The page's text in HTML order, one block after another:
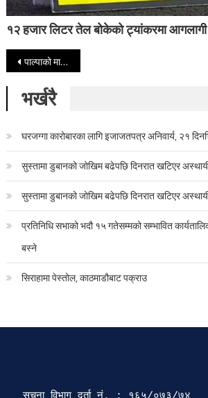
१२ हजार लिटर तेल बोकेको ट्यांकरमा आगलागी
Post navigation
पाल्पाको माथागढी गाउँपालिका–२ रुप्सेस्थित सिँचाइका लागि ट्युबवेल गाड्दा ग्यास निस्कियो ।
भर्खरै
घरजग्गा कारोबारका लागि इजाजतपत्र अनिवार्य, २१
सुस्तामा डुबानको जोखिम बढेपछि दिनरात खटिएर
सुस्तामा डुबानको जोखिम बढेपछि दिनरात खटिएर
प्रतिनिधि सभाको भदौ १५ गतेसम्मको सम्भावित
बस्ने
सिराहामा पेस्तोल, काठमाडौबाट पक्राउ